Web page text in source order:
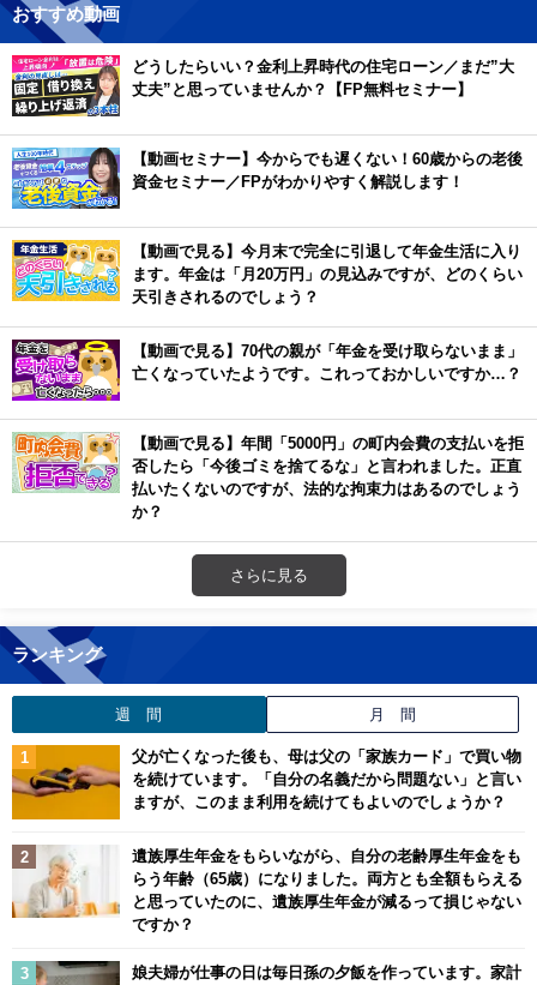
おすすめ動画
どうしたらいい？金利上昇時代の住宅ローン／まだ”大
丈夫”と思っていませんか？【FP無料セミナー】
【動画セミナー】今からでも遅くない！60歳からの老後
資金セミナー／FPがわかりやすく解説します！
【動画で見る】今月末で完全に引退して年金生活に入り
ます。年金は「月20万円」の見込みですが、どのくらい
天引きされるのでしょう？
【動画で見る】70代の親が「年金を受け取らないまま」
亡くなっていたようです。これっておかしいですか…？
【動画で見る】年間「5000円」の町内会費の支払いを拒
否したら「今後ゴミを捨てるな」と言われました。正直
払いたくないのですが、法的な拘束力はあるのでしょう
か？
さらに見る
ランキング
週 間 月 間
父が亡くなった後も、母は父の「家族カード」で買い物
を続けています。「自分の名義だから問題ない」と言い
ますが、このまま利用を続けてもよいのでしょうか？
遺族厚生年金をもらいながら、自分の老齢厚生年金をも
らう年齢（65歳）になりました。両方とも全額もらえる
と思っていたのに、遺族厚生年金が減るって損じゃない
ですか？
娘夫婦が仕事の日は毎日孫の夕飯を作っています。家計